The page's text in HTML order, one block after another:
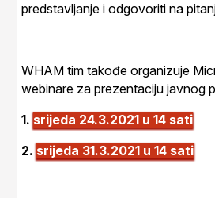
predstavljanje i odgovoriti na
WHAM tim takođe organizuje
webinare za prezentaciju javnog
1. srijeda 24.3.2021 u 14 sati
2. srijeda 31.3.2021 u 14 sati